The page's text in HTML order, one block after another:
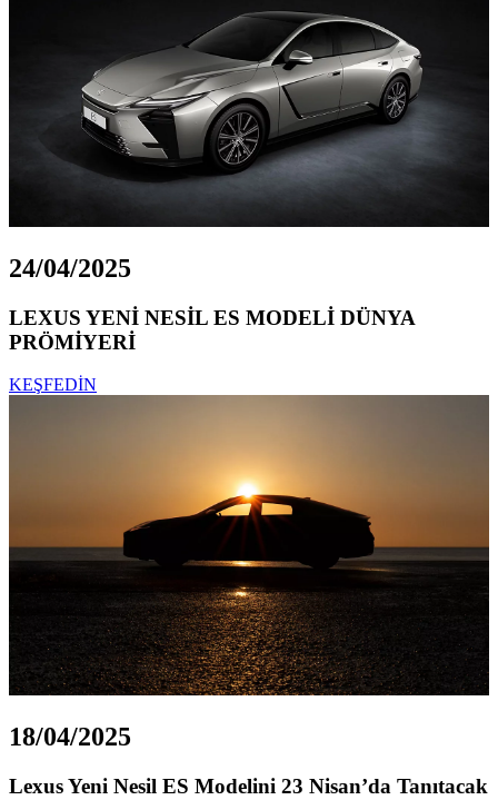
24/04/2025
LEXUS YENİ NESİL ES MODELİ DÜNYA
PRÖMİYERİ
KEŞFEDİN
18/04/2025
Lexus Yeni Nesil ES Modelini 23 Nisan’da Tanıtacak